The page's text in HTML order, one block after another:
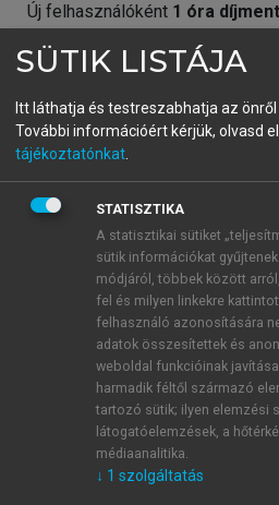
Új felhasználóként 1 óra
fiókoddal,vagy hozz
A regisztráció után a
BELÉPÉS SAJÁT
ÚJ FIÓK
1 óra díjmentes hozzáférés
E-MAIL-CÍM
SÜTIK LISTÁJA
Itt láthatja és testreszabhatja az
További információért kérjük, olvasd
tájékoztatónkat
STATISZTIKA
A statisztikai sütiket
sütik információkat
módjáról, többek között
fel és milyen linkekre
felhasználó azonosítására
adatok összesítettek és
weboldal funkcióinak
harmadik féltől származó
tartozó sütik; ilyen elemzési
látogatóelemzések, a
médiaanalitika.
↓ 1 szolgáltatás